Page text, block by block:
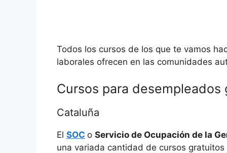
Todos los cursos de los que te vamos
laborales ofrecen en las comunidades
Cursos para desempleados
Cataluña
El SOC o Servicio de Ocupación de la
una variada cantidad de cursos